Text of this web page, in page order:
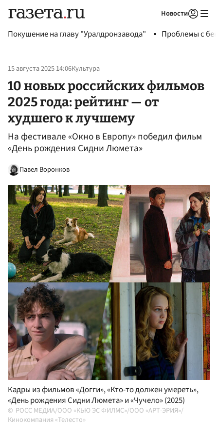
Новости
Покушение на главу "Уралдронзавода" Проблемы с
15 августа 2025 14:06Культура
10 новых российских фильмов
2025 года: рейтинг — от
худшего к лучшему
На фестивале «Окно в Европу» победил фильм
«День рождения Сидни Люмета»
Павел Воронков
Кадры из фильмов «Догги», «Кто-то должен умереть»,
«День рождения Сидни Люмета» и «Чучело» (2025)
РОСС МЕДИА/ООО «КЬЮ ЭС ФИЛМС»/ООО «АРТ-ЭРИЯ»/
Кинокомпания «Телесто»